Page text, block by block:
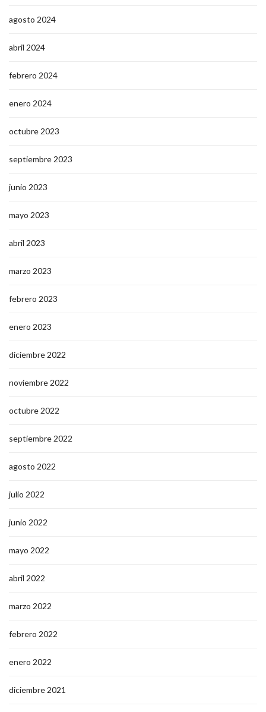
agosto 2024
abril 2024
febrero 2024
enero 2024
octubre 2023
septiembre 2023
junio 2023
mayo 2023
abril 2023
marzo 2023
febrero 2023
enero 2023
diciembre 2022
noviembre 2022
octubre 2022
septiembre 2022
agosto 2022
julio 2022
junio 2022
mayo 2022
abril 2022
marzo 2022
febrero 2022
enero 2022
diciembre 2021